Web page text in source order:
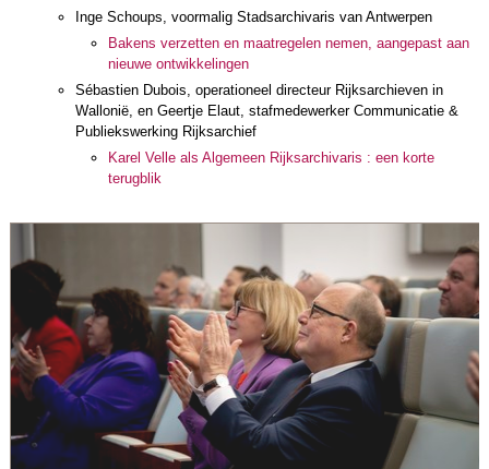
Inge Schoups, voormalig Stadsarchivaris van Antwerpen
Bakens verzetten en maatregelen nemen, aangepast aan
nieuwe ontwikkelingen
Sébastien Dubois, operationeel directeur Rijksarchieven in
Wallonië, en Geertje Elaut, stafmedewerker Communicatie &
Publiekswerking Rijksarchief
Karel Velle als Algemeen Rijksarchivaris : een korte
terugblik